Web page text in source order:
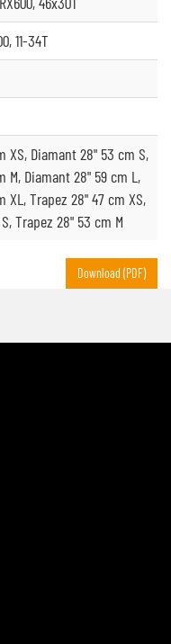
11-34T
XS, Diamant 28" 53 cm S,
M, Diamant 28" 59 cm L,
XL, Trapez 28" 47 cm XS,
Trapez 28" 53 cm M
Download (PDF)